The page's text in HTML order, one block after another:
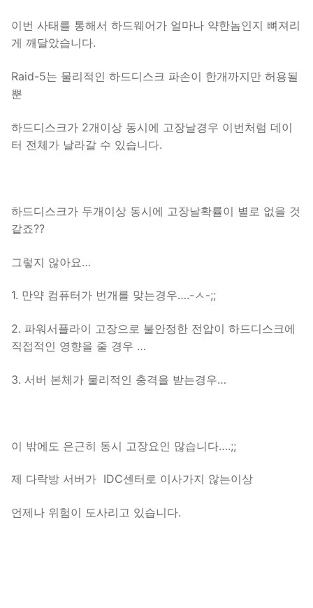
이번 사태를 통해서 하드웨어가 얼마나 약한놈인지 뼈져리
게 깨달았습니다.
Raid-5는 물리적인 하드디스크 파손이 한개까지만 허용될
뿐
하드디스크가 2개이상 동시에 고장날경우 이번처럼 데이
터 전체가 날라갈 수 있습니다.
하드디스크가 두개이상 동시에 고장날확률이 별로 없을 것
같죠??
그렇지 않아요…
1. 만약 컴퓨터가 번개를 맞는경우….-ㅅ-;;
2. 파워서플라이 고장으로 불안정한 전압이 하드디스크에
직접적인 영향을 줄 경우 …
3. 서버 본체가 물리적인 충격을 받는경우…
이 밖에도 은근히 동시 고장요인 많습니다….;;
제 다락방 서버가 IDC센터로 이사가지 않는이상
언제나 위험이 도사리고 있습니다.